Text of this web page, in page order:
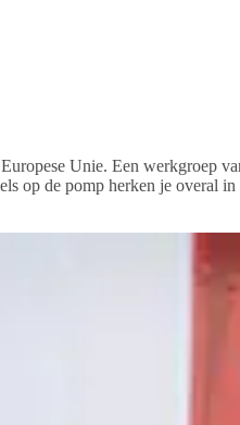
Unie. Een werkgroep
op de pomp herken je overal